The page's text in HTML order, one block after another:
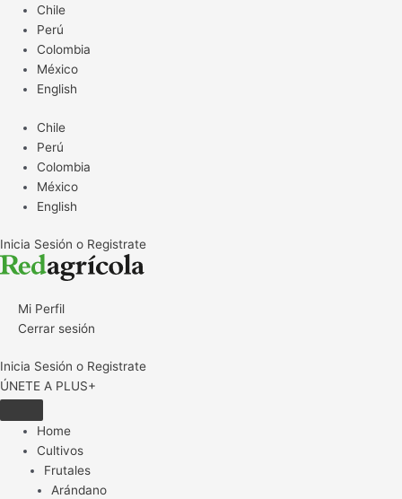
contenido
Chile
Perú
Colombia
México
English
Chile
Perú
Colombia
México
English
Inicia Sesión o Registrate
Mi Perfil
Cerrar sesión
Inicia Sesión o Registrate
ÚNETE A PLUS+
Home
Cultivos
Frutales
Arándano